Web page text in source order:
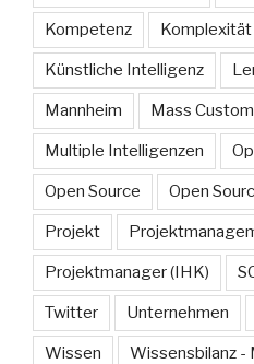
Kompetenz Komplexität
Künstliche Intelligenz
Mannheim Mass
Multiple Intelligenzen
Open Source Open
Projekt
Projektmanager (IHK)
Twitter Unternehmen
Wissen Wissensbilanz -